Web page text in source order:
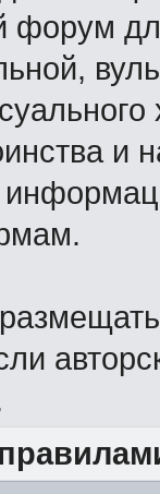
форум
и